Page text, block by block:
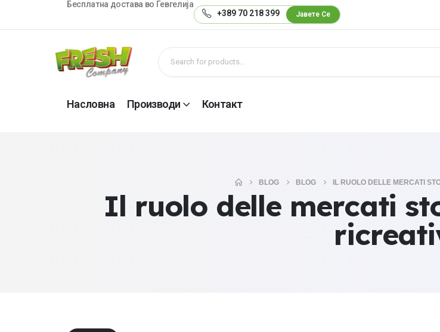
Бесплатна достава во Гевгелија
+389 70 218 399
Јавете Се
Насловна Производи Контакт
BLOG BLOG IL RUOLO DELLE MERCATI
Il ruolo delle mercati